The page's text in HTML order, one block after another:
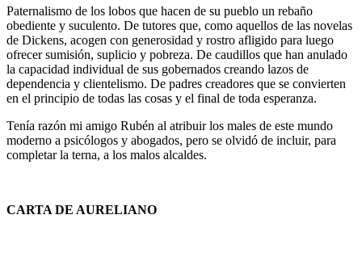
Paternalismo de los lobos que hacen de su pueblo un rebaño
obediente y suculento. De tutores que, como aquellos de las novelas
de Dickens, acogen con generosidad y rostro afligido para luego
ofrecer sumisión, suplicio y pobreza. De caudillos que han anulado
la capacidad individual de sus gobernados creando lazos de
dependencia y clientelismo. De padres creadores que se convierten
en el principio de todas las cosas y el final de toda esperanza.
Tenía razón mi amigo Rubén al atribuir los males de este mundo
moderno a psicólogos y abogados, pero se olvidó de incluir, para
completar la terna, a los malos alcaldes.
CARTA DE AURELIANO